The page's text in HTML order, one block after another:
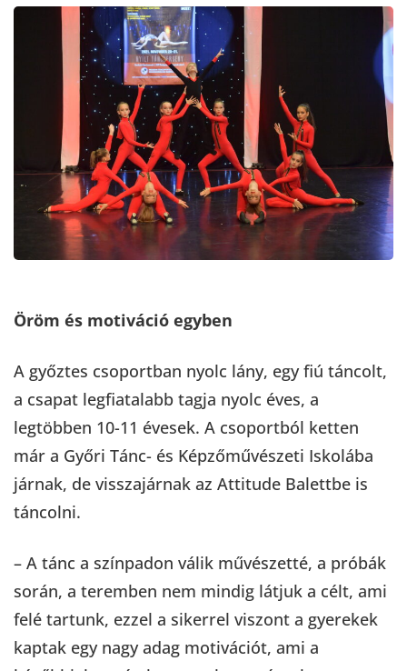
Öröm és motiváció egyben
A győztes csoportban nyolc lány, egy fiú táncolt,
a csapat legfiatalabb tagja nyolc éves, a
legtöbben 10-11 évesek. A csoportból ketten
már a Győri Tánc- és Képzőművészeti Iskolába
járnak, de visszajárnak az Attitude Balettbe is
táncolni.
– A tánc a színpadon válik művészetté, a próbák
során, a teremben nem mindig látjuk a célt, ami
felé tartunk, ezzel a sikerrel viszont a gyerekek
kaptak egy nagy adag motivációt, ami a